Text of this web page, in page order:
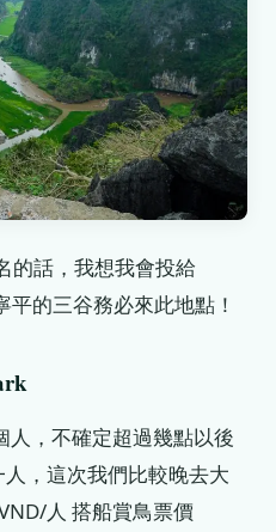
的話，我想我會投給
的三谷務必來此地點！
，不確定超過幾點以後
，這次我們比較晚去大
人 搭船賞鳥票價